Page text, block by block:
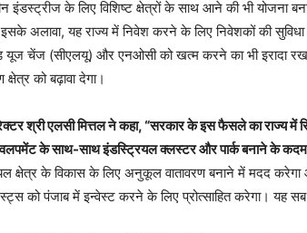
के लिए विशिष्ट क्षेत्रों के साथ आने की भी योजना
अलावा, यह राज्य में निवेश करने के लिए निवेशकों की सुविधा
यूज चेंज (सीएलयू) और एनओसी को खत्म करने का भी इरादा
को बढ़ावा देगा।
श्री एलसी मित्तल ने कहा, “सरकार के इस फैसले का राज्य में
के साथ-साथ इंडस्ट्रियल क्लस्टर और पार्क बनाने के कदम
क्षेत्र के विकास के लिए अनुकूल वातावरण बनाने में मदद
को पंजाब में इन्वेस्ट करने के लिए प्रोत्साहित करेगा। यह